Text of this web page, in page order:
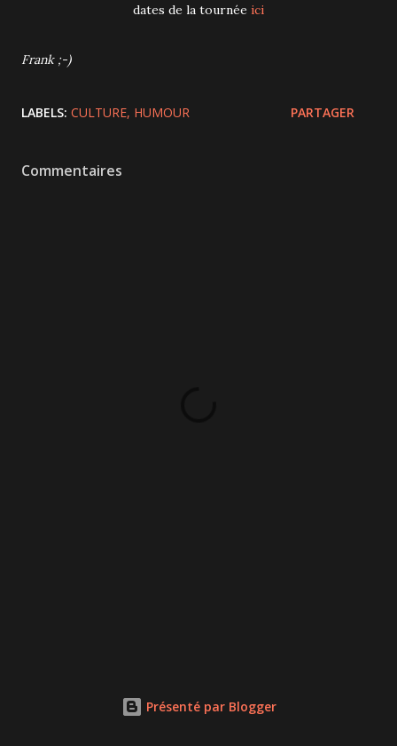
dates de la tournée ici
Frank ;-)
LABELS: CULTURE HUMOUR PARTAGER
Commentaires
Présenté par Blogger